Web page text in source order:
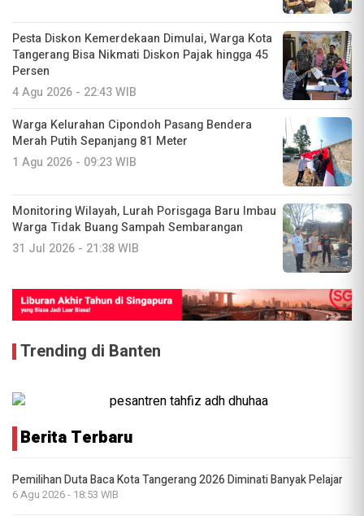
Pesta Diskon Kemerdekaan Dimulai, Warga Kota
Tangerang Bisa Nikmati Diskon Pajak hingga 45
Persen
4 Agu 2026 - 22:43 WIB
Warga Kelurahan Cipondoh Pasang Bendera
Merah Putih Sepanjang 81 Meter
1 Agu 2026 - 09:23 WIB
Monitoring Wilayah, Lurah Porisgaga Baru Imbau
Warga Tidak Buang Sampah Sembarangan
31 Jul 2026 - 21:38 WIB
Trending di Banten
Berita Terbaru
Pemilihan Duta Baca Kota Tangerang 2026 Diminati Banyak Pelajar
6 Agu 2026 - 18:53 WIB